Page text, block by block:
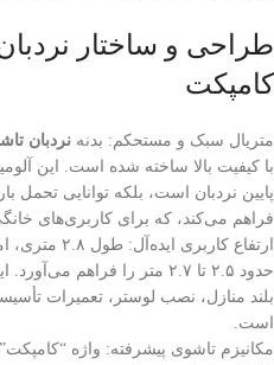
کامپکت
متریال سبک و مستحکم: بدنه نردبان تاشو 2/8 متری
با کیفیت بالا ساخته شده است. این
فراهم می‌کند، که برای کاربری‌های
ارتفاع
حدود ۲.۵ تا ۲.۷ متر را
بلند منازل، نصب لوستر، تعمیرات
است.
مکانیزم تاشوی پیشرفته: واژه